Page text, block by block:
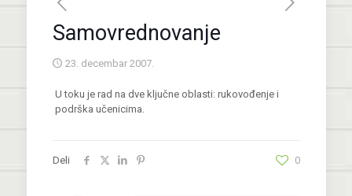
Samovrednovanje
23. decembar 2007.
U toku je rad na dve ključne oblasti: rukovođenje i
podrška učenicima.
Deli 0